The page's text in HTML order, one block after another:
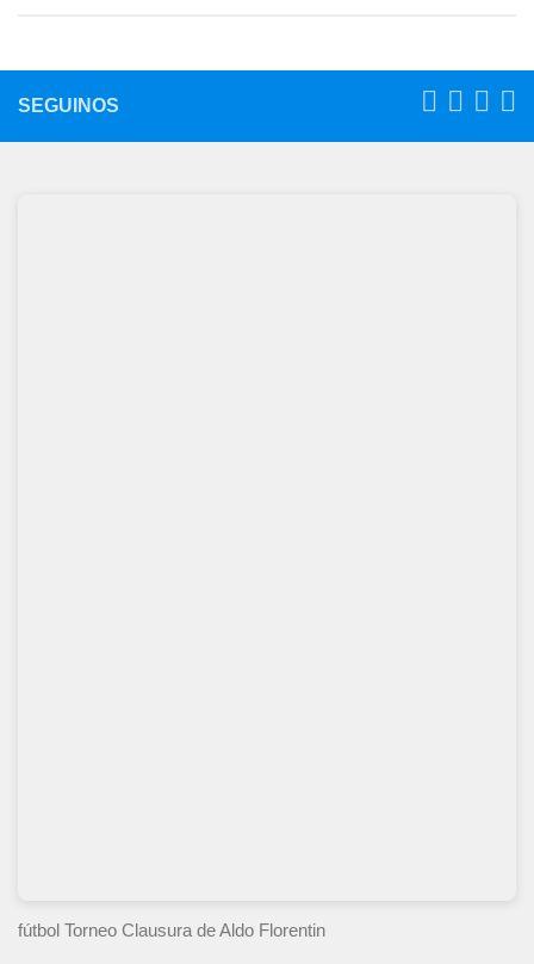
SEGUINOS
fútbol Torneo Clausura de Aldo Florentin